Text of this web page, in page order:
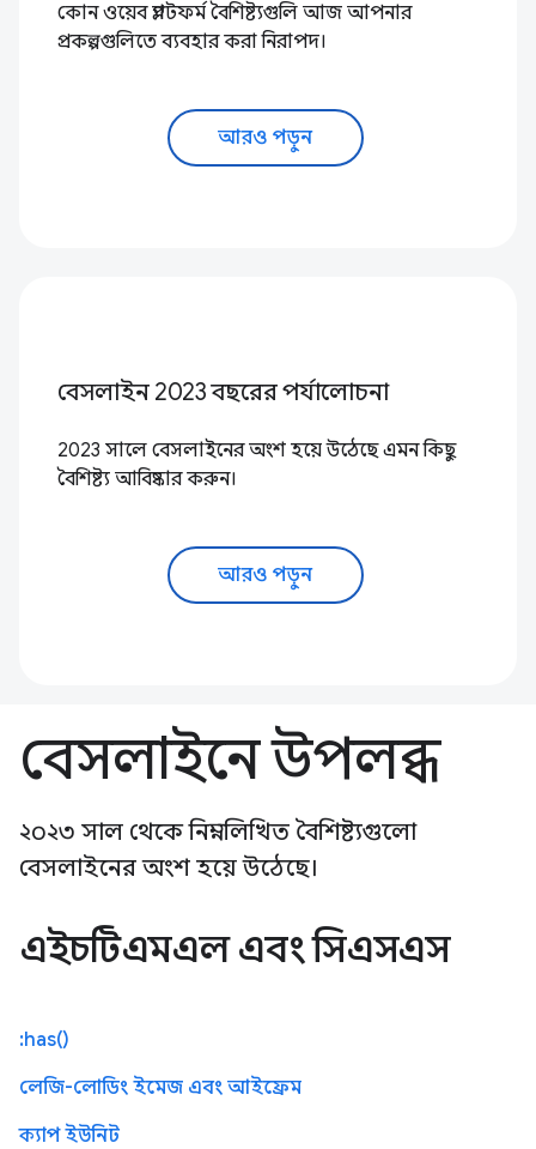
কোন ওয়েব প্ল্যাটফর্ম বৈশিষ্ট্যগুলি আজ আপনার
প্রকল্পগুলিতে ব্যবহার করা নিরাপদ।
আরও পড়ুন
বেসলাইন 2023 বছরের পর্যালোচনা
2023 সালে বেসলাইনের অংশ হয়ে উঠেছে এমন কিছু
বৈশিষ্ট্য আবিষ্কার করুন।
আরও পড়ুন
বেসলাইনে উপলব্ধ
২০২৩ সাল থেকে নিম্নলিখিত বৈশিষ্ট্যগুলো
বেসলাইনের অংশ হয়ে উঠেছে।
এইচটিএমএল এবং সিএসএস
:has()
লেজি-লোডিং ইমেজ এবং আইফ্রেম
ক্যাপ ইউনিট